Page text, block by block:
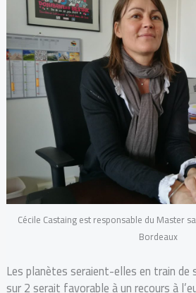
Cécile Castaing est responsable du Master
Bordeaux
Les planètes seraient-elles en train de
sur 2 serait favorable à un recours à